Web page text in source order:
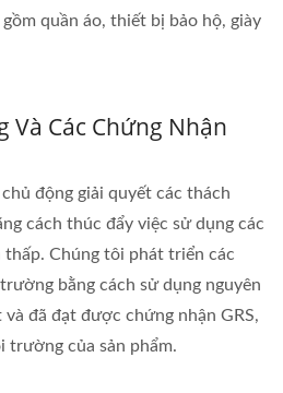
quần áo, thiết bị bảo hộ, giày
Và Các Chứng Nhận
động giải quyết các thách
cách thúc đẩy việc sử dụng các
Chúng tôi phát triển các
bằng cách sử dụng nguyên
và đã đạt được chứng nhận GRS,
trường của sản phẩm.